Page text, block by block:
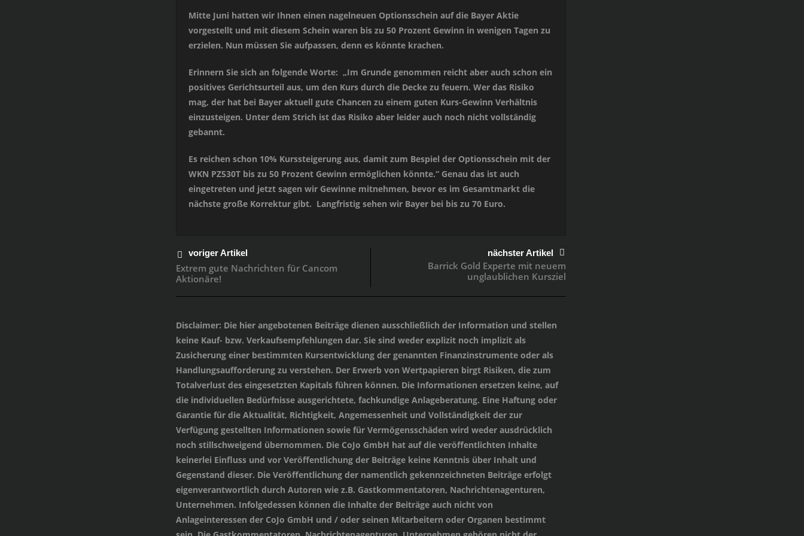
Mitte Juni hatten wir Ihnen einen nagelneuen Optionsschein auf die Bayer Aktie
vorgestellt und mit diesem Schein waren bis zu 50 Prozent Gewinn in wenigen Tagen zu
erzielen. Nun müssen Sie aufpassen, denn es könnte krachen.
Erinnern Sie sich an folgende Worte: „Im Grunde genommen reicht aber auch schon ein
positives Gerichtsurteil aus, um den Kurs durch die Decke zu feuern. Wer das Risiko
mag, der hat bei Bayer aktuell gute Chancen zu einem guten Kurs-Gewinn Verhältnis
einzusteigen. Unter dem Strich ist das Risiko aber leider auch noch nicht vollständig
gebannt.
Es reichen schon 10% Kurssteigerung aus, damit zum Bespiel der Optionsschein mit der
WKN PZ530T bis zu 50 Prozent Gewinn ermöglichen könnte.“ Genau das ist auch
eingetreten und jetzt sagen wir Gewinne mitnehmen, bevor es im Gesamtmarkt die
nächste große Korrektur gibt. Langfristig sehen wir Bayer bei bis zu 70 Euro.
voriger Artikel
Extrem gute Nachrichten für Cancom
Aktionäre!
nächster Artikel
Barrick Gold Experte mit neuem
unglaublichen Kursziel
Disclaimer: Die hier angebotenen Beiträge dienen ausschließlich der Information und stellen
keine Kauf- bzw. Verkaufsempfehlungen dar. Sie sind weder explizit noch implizit als
Zusicherung einer bestimmten Kursentwicklung der genannten Finanzinstrumente oder als
Handlungsaufforderung zu verstehen. Der Erwerb von Wertpapieren birgt Risiken, die zum
Totalverlust des eingesetzten Kapitals führen können. Die Informationen ersetzen keine, auf
die individuellen Bedürfnisse ausgerichtete, fachkundige Anlageberatung. Eine Haftung oder
Garantie für die Aktualität, Richtigkeit, Angemessenheit und Vollständigkeit der zur
Verfügung gestellten Informationen sowie für Vermögensschäden wird weder ausdrücklich
noch stillschweigend übernommen. Die CoJo GmbH hat auf die veröffentlichten Inhalte
keinerlei Einfluss und vor Veröffentlichung der Beiträge keine Kenntnis über Inhalt und
Gegenstand dieser. Die Veröffentlichung der namentlich gekennzeichneten Beiträge erfolgt
eigenverantwortlich durch Autoren wie z.B. Gastkommentatoren, Nachrichtenagenturen,
Unternehmen. Infolgedessen können die Inhalte der Beiträge auch nicht von
Anlageinteressen der CoJo GmbH und / oder seinen Mitarbeitern oder Organen bestimmt